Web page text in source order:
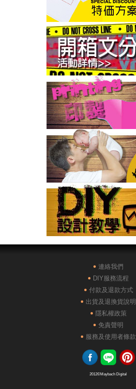
連絡我們
DIY服務流程
付款及退款方式
出貨及退換貨說明
隱私權政策
免責聲明
服務及使用者條款
2012©Maybach Digital